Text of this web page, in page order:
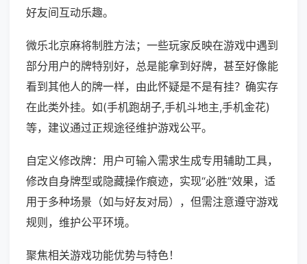
好友间互动乐趣。
微乐北京麻将制胜方法；一些玩家反映在游戏中遇到
部分用户的牌特别好，总是能拿到好牌，甚至好像能
看到其他人的牌一样，由此怀疑是不是有挂？确实存
在此类外挂。如(手机跑胡子,手机斗地主,手机金花)
等，建议通过正规途径维护游戏公平。
自定义修改牌：用户可输入需求生成专用辅助工具，
修改自身牌型或隐藏操作痕迹，实现“必胜”效果，适
用于多种场景（如与好友对局），但需注意遵守游戏
规则，维护公平环境。
聚焦相关游戏功能优势与特色！